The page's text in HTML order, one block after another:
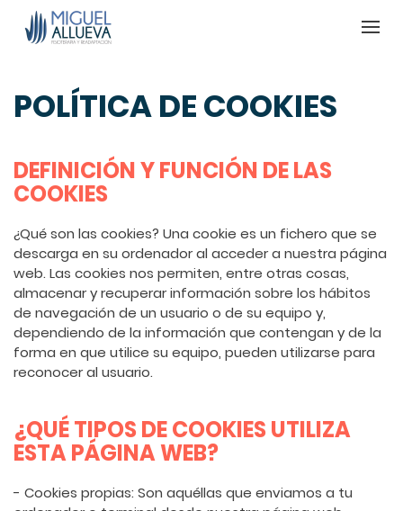
POLÍTICA DE COOKIES
DEFINICIÓN Y FUNCIÓN DE LAS
COOKIES
¿Qué son las cookies? Una cookie es un fichero que se
descarga en su ordenador al acceder a nuestra página
web. Las cookies nos permiten, entre otras cosas,
almacenar y recuperar información sobre los hábitos
de navegación de un usuario o de su equipo y,
dependiendo de la información que contengan y de la
forma en que utilice su equipo, pueden utilizarse para
reconocer al usuario.
¿QUÉ TIPOS DE COOKIES UTILIZA
ESTA PÁGINA WEB?
- Cookies propias: Son aquéllas que enviamos a tu